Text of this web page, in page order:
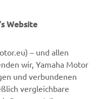
Winston was free
the punchy, mid-
but two
kits transform the
a café racer style street
Website
– und allen
wir, Yamaha Motor
und verbundenen
vergleichbare